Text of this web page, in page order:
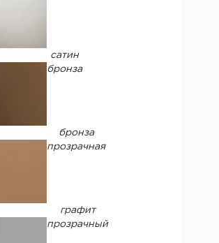
сатин
бронза
бронза
прозрачная
графит
прозрачный